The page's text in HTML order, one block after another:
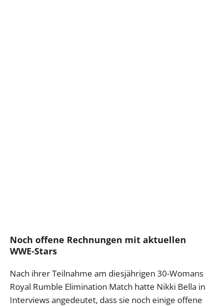
Noch offene Rechnungen mit aktuellen
WWE-Stars
Nach ihrer Teilnahme am diesjährigen 30-Womans
Royal Rumble Elimination Match hatte Nikki Bella in
Interviews angedeutet, dass sie noch einige offene